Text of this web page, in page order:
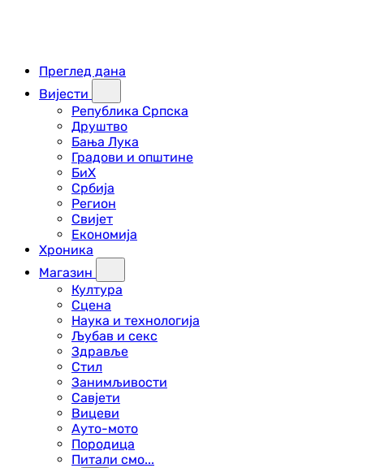
Преглед дана
Вијести
Република Српска
Друштво
Бања Лука
Градови и општине
БиХ
Србија
Регион
Свијет
Економија
Хроника
Магазин
Култура
Сцена
Наука и технологија
Љубав и секс
Здравље
Стил
Занимљивости
Савјети
Вицеви
Ауто-мото
Породица
Питали смо...